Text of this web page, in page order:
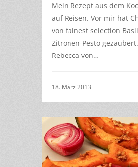
Mein Rezept aus dem
auf Reisen. Vor mir hat
von fainest selection
Zitronen-Pesto
Rebecca von…
18. März 2013